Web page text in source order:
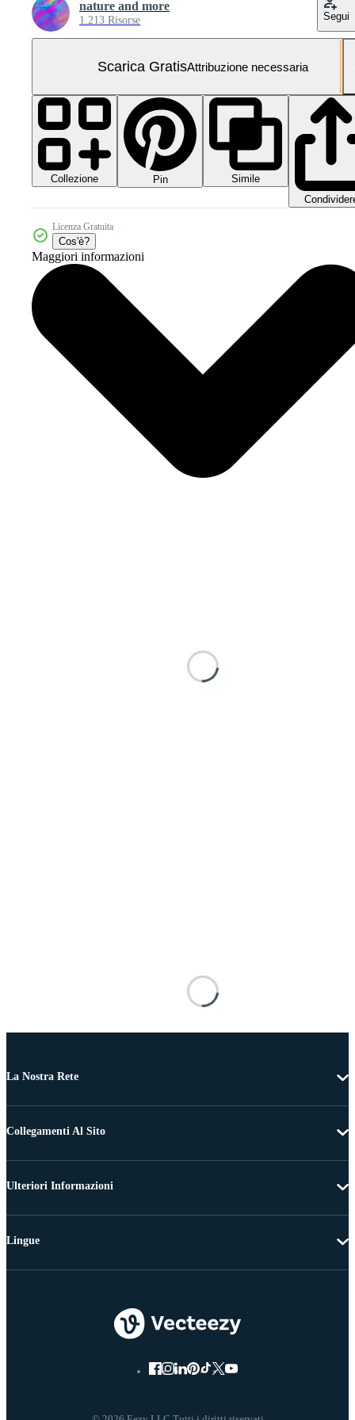
nature and more
1.213 Risorse Segui
Scarica GratisAttribuzione necessaria
Collezione Pin
Simile
Licenza Gratuita
Cos'è?
Maggiori informazioni
La Nostra Rete
Collegamenti Al Sito
Ulteriori Informazioni
Lingue